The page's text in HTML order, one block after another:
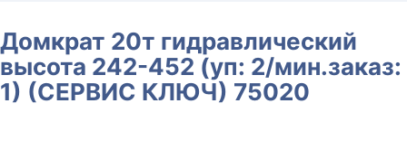
Домкрат 20т гидравлический
высота 242-452 (уп: 2/мин.заказ:
1) (СЕРВИС КЛЮЧ) 75020